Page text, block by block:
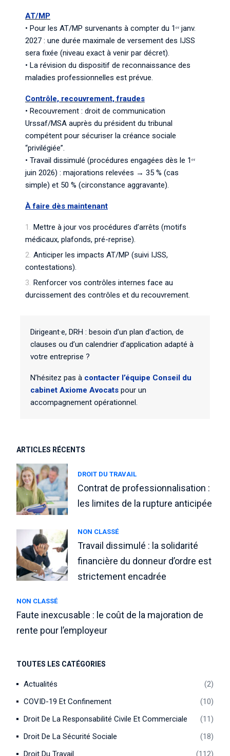
AT/MP
• Pour les AT/MP survenants à compter du 1ᵉʳ janv.
2027 : une durée maximale de versement des IJSS
sera fixée (niveau exact à venir par décret).
• La révision du dispositif de reconnaissance des
maladies professionnelles est prévue.
Contrôle, recouvrement, fraudes
• Recouvrement : droit de communication
Urssaf/MSA auprès du président du tribunal
compétent pour sécuriser la créance sociale
“privilégiée”.
• Travail dissimulé (procédures engagées dès le 1ᵉʳ
juin 2026) : majorations relevées → 35 % (cas
simple) et 50 % (circonstance aggravante).
À faire dès maintenant
Mettre à jour vos procédures d’arrêts (motifs
médicaux, plafonds, pré-reprise).
Anticiper les impacts AT/MP (suivi IJSS,
contestations).
Renforcer vos contrôles internes face au
durcissement des contrôles et du recouvrement.
Dirigeant·e, DRH : besoin d’un plan d’action, de
clauses ou d’un calendrier d’application adapté à
votre entreprise ?
N’hésitez pas à contacter l’équipe Conseil du
cabinet Axiome Avocats pour un
accompagnement opérationnel.
ARTICLES RÉCENTS
DROIT DU TRAVAIL
Contrat de professionnalisation :
les limites de la rupture anticipée
NON CLASSÉ
Travail dissimulé : la solidarité
financière du donneur d’ordre est
strictement encadrée
NON CLASSÉ
Faute inexcusable : le coût de la majoration de
rente pour l’employeur
TOUTES LES CATÉGORIES
Actualités
2
COVID-19 Et Confinement
10
Droit De La Responsabilité Civile Et Commerciale
11
Droit De La Sécurité Sociale
18
Droit Du Travail
112